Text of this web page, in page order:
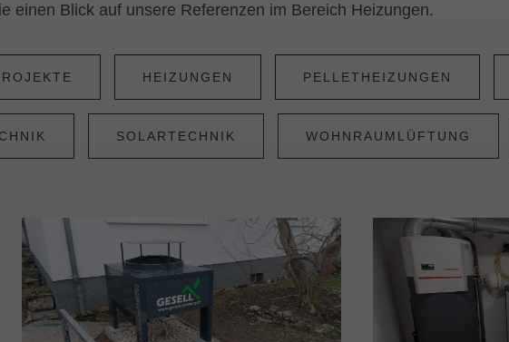
einen Blick auf unsere Referenzen im Bereich Heizungen.
HEIZUNGEN PELLETHEIZUNGEN
SOLARTECHNIK WOHNRAUMLÜFTUNG